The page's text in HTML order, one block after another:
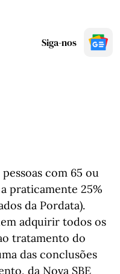
Siga-nos
com 65 ou
praticamente 25%
da Pordata).
adquirir todos os
tratamento do
das conclusões
da Nova SBE